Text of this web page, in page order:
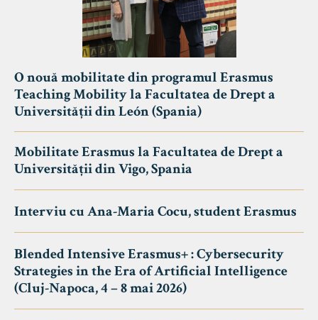
O nouă mobilitate din programul Erasmus
Teaching Mobility la Facultatea de Drept a
Universității din León (Spania)
Mobilitate Erasmus la Facultatea de Drept a
Universității din Vigo, Spania
Interviu cu Ana-Maria Cocu, student Erasmus
Blended Intensive Erasmus+ : Cybersecurity
Strategies in the Era of Artificial Intelligence
(Cluj-Napoca, 4 – 8 mai 2026)